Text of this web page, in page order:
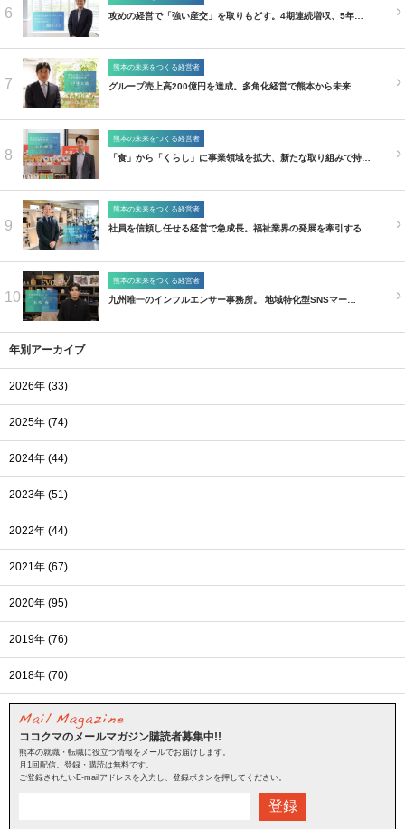
6 攻めの経営で「強い産交」を取りもどす。4期連続増収、5年…
7
熊本の未来をつくる経営者
グループ売上高200億円を達成。多角化経営で熊本から未来…
8
熊本の未来をつくる経営者
「食」から「くらし」に事業領域を拡大、新たな取り組みで持…
9
熊本の未来をつくる経営者
社員を信頼し任せる経営で急成長。福祉業界の発展を牽引する…
10
熊本の未来をつくる経営者
九州唯一のインフルエンサー事務所。 地域特化型SNSマー…
年別アーカイブ
2026年 (33)
2025年 (74)
2024年 (44)
2023年 (51)
2022年 (44)
2021年 (67)
2020年 (95)
2019年 (76)
2018年 (70)
ココクマのメールマガジン購読者募集中!!
熊本の就職・転職に役立つ情報をメールでお届けします。
月1回配信。登録・購読は無料です。
ご登録されたいE-mailアドレスを入力し、登録ボタンを押してください。
登録